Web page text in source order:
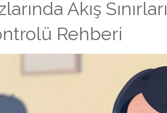
Akış
Rehberi